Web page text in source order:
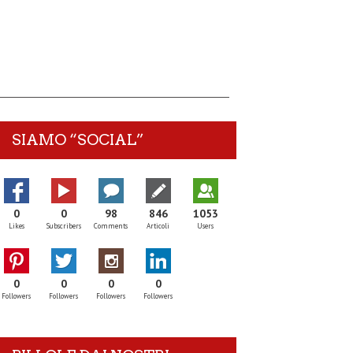
SIAMO “SOCIAL”
0
Likes
0
Subscribers
98
Comments
846
Articoli
1053
Users
0
Followers
0
Followers
0
Followers
0
Followers